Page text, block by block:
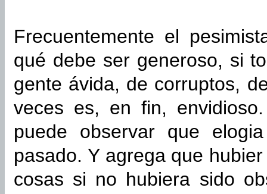
Frecuentemente el
qué debe ser generoso, si
gente ávida, de corruptos,
veces es, en fin,
puede observar que
pasado. Y agrega que
cosas si no hubiera sido